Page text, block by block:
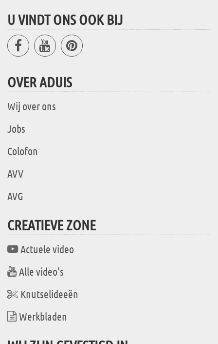
U VINDT ONS OOK BIJ
OVER ADUIS
Wij over ons
Jobs
Colofon
AVV
AVG
CREATIEVE ZONE
Actuele video
Alle video's
Knutselideeën
Werkbladen